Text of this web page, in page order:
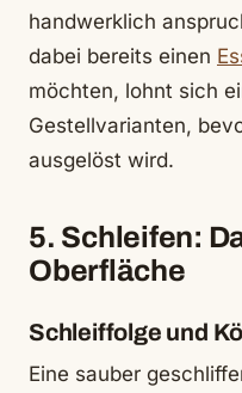
handwerklich
dabei bereits einen
möchten, lohnt sich
Gestellvarianten,
ausgelöst wird.
5. Schleifen:
Oberfläche
Schleiffolge und
Eine sauber